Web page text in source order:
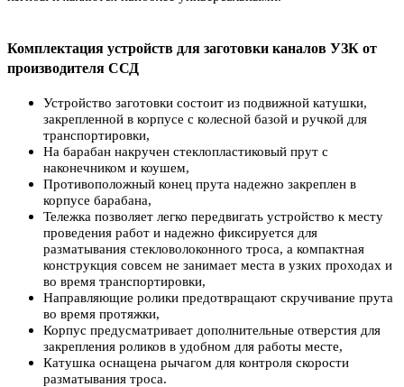
Комплектация устройств для заготовки каналов УЗК от
производителя ССД
Устройство заготовки состоит из подвижной катушки,
закрепленной в корпусе с колесной базой и ручкой для
транспортировки,
На барабан накручен стеклопластиковый прут с
наконечником и коушем,
Противоположный конец прута надежно закреплен в
корпусе барабана,
Тележка позволяет легко передвигать устройство к месту
проведения работ и надежно фиксируется для
разматывания стекловолоконного троса, а компактная
конструкция совсем не занимает места в узких проходах и
во время транспортировки,
Направляющие ролики предотвращают скручивание прута
во время протяжки,
Корпус предусматривает дополнительные отверстия для
закрепления роликов в удобном для работы месте,
Катушка оснащена рычагом для контроля скорости
разматывания троса.